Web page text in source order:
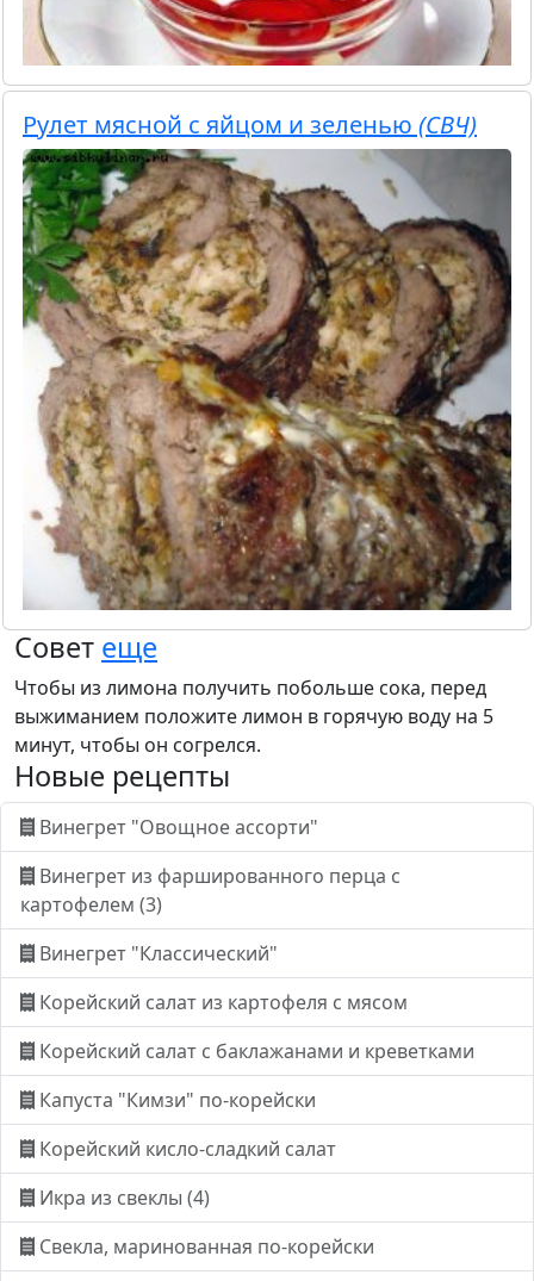
Рулет мясной с яйцом и зеленью (СВЧ)
Совет еще
Чтобы из лимона получить побольше сока, перед
выжиманием положите лимон в горячую воду на 5
минут, чтобы он согрелся.
Новые рецепты
Винегрет "Овощное ассорти"
Винегрет из фаршированного перца с
картофелем (3)
Винегрет "Классический"
Корейский салат из картофеля с мясом
Корейский салат с баклажанами и креветками
Капуста "Кимзи" по-корейски
Корейский кисло-сладкий салат
Икра из свеклы (4)
Свекла, маринованная по-корейски